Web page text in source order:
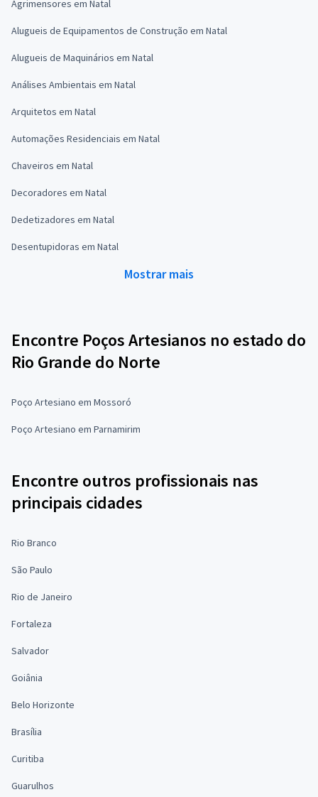
Agrimensores em Natal
Alugueis de Equipamentos de Construção em Natal
Alugueis de Maquinários em Natal
Análises Ambientais em Natal
Arquitetos em Natal
Automações Residenciais em Natal
Chaveiros em Natal
Decoradores em Natal
Dedetizadores em Natal
Desentupidoras em Natal
Mostrar mais
Encontre Poços Artesianos no estado do
Rio Grande do Norte
Poço Artesiano em Mossoró
Poço Artesiano em Parnamirim
Encontre outros profissionais nas
principais cidades
Rio Branco
São Paulo
Rio de Janeiro
Fortaleza
Salvador
Goiânia
Belo Horizonte
Brasília
Curitiba
Guarulhos